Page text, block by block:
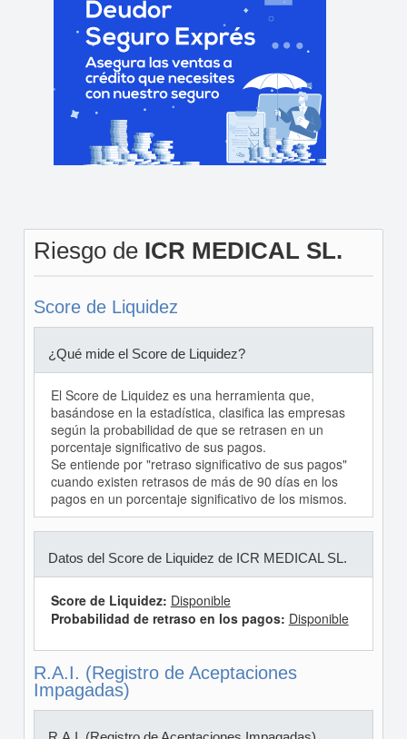
Riesgo de ICR MEDICAL SL.
Score de Liquidez
¿Qué mide el Score de Liquidez?
El Score de Liquidez es una herramienta que,
basándose en la estadística, clasifica las empresas
según la probabilidad de que se retrasen en un
porcentaje significativo de sus pagos.
Se entiende por "retraso significativo de sus pagos"
cuando existen retrasos de más de 90 días en los
pagos en un porcentaje significativo de los mismos.
Datos del Score de Liquidez de ICR MEDICAL SL.
Score de Liquidez: Disponible
Probabilidad de retraso en los pagos: Disponible
R.A.I. (Registro de Aceptaciones
Impagadas)